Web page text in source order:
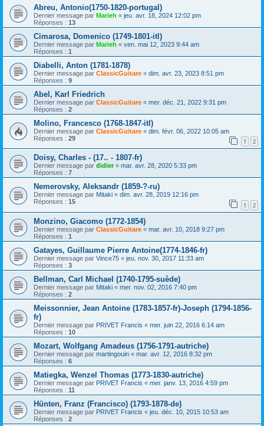
Abreu, Antonio(1750-1820-portugal)
Dernier message par Marieh « jeu. avr. 18, 2024 12:02 pm
Réponses : 13
Cimarosa, Domenico (1749-1801-itl)
Dernier message par Marieh « ven. mai 12, 2023 9:44 am
Réponses : 1
Diabelli, Anton (1781-1878)
Dernier message par ClassicGuitare « dim. avr. 23, 2023 8:51 pm
Réponses : 9
Abel, Karl Friedrich
Dernier message par ClassicGuitare « mer. déc. 21, 2022 9:31 pm
Réponses : 2
Molino, Francesco (1768-1847-itl)
Dernier message par ClassicGuitare « dim. févr. 06, 2022 10:05 am
Réponses : 29 1 2
Doisy, Charles - (17.. - 1807-fr)
Dernier message par didier« mar. avr. 28, 2020 5:33 pm
Réponses : 7
Nemerovsky, Aleksandr (1859-?-ru)
Dernier message par Mitaki « dim. avr. 28, 2019 12:16 pm
Réponses : 15 1 2
Monzino, Giacomo (1772-1854)
Dernier message par ClassicGuitare « mar. avr. 10, 2018 9:27 pm
Réponses : 1
Gatayes, Guillaume Pierre Antoine(1774-1846-fr)
Dernier message par Vince75 « jeu. nov. 30, 2017 11:33 am
Réponses : 3
Bellman, Carl Michael (1740-1795-suède)
Dernier message par Mitaki « mer. nov. 02, 2016 7:40 pm
Réponses : 2
Meissonnier, Jean Antoine (1783-1857-fr)-Joseph (1794-1856-
fr)
Dernier message par PRIVET Francis « mer. juin 22, 2016 6:14 am
Réponses : 10
Mozart, Wolfgang Amadeus (1756-1791-autriche)
Dernier message par martingouin « mar. avr. 12, 2016 8:32 pm
Réponses : 6
Matiegka, Wenzel Thomas (1773-1830-autriche)
Dernier message par PRIVET Francis « mer. janv. 13, 2016 4:59 pm
Réponses : 11
Hünten, Franz (Francisco) (1793-1878-de)
Dernier message par PRIVET Francis « jeu. déc. 10, 2015 10:53 am
Réponses : 2